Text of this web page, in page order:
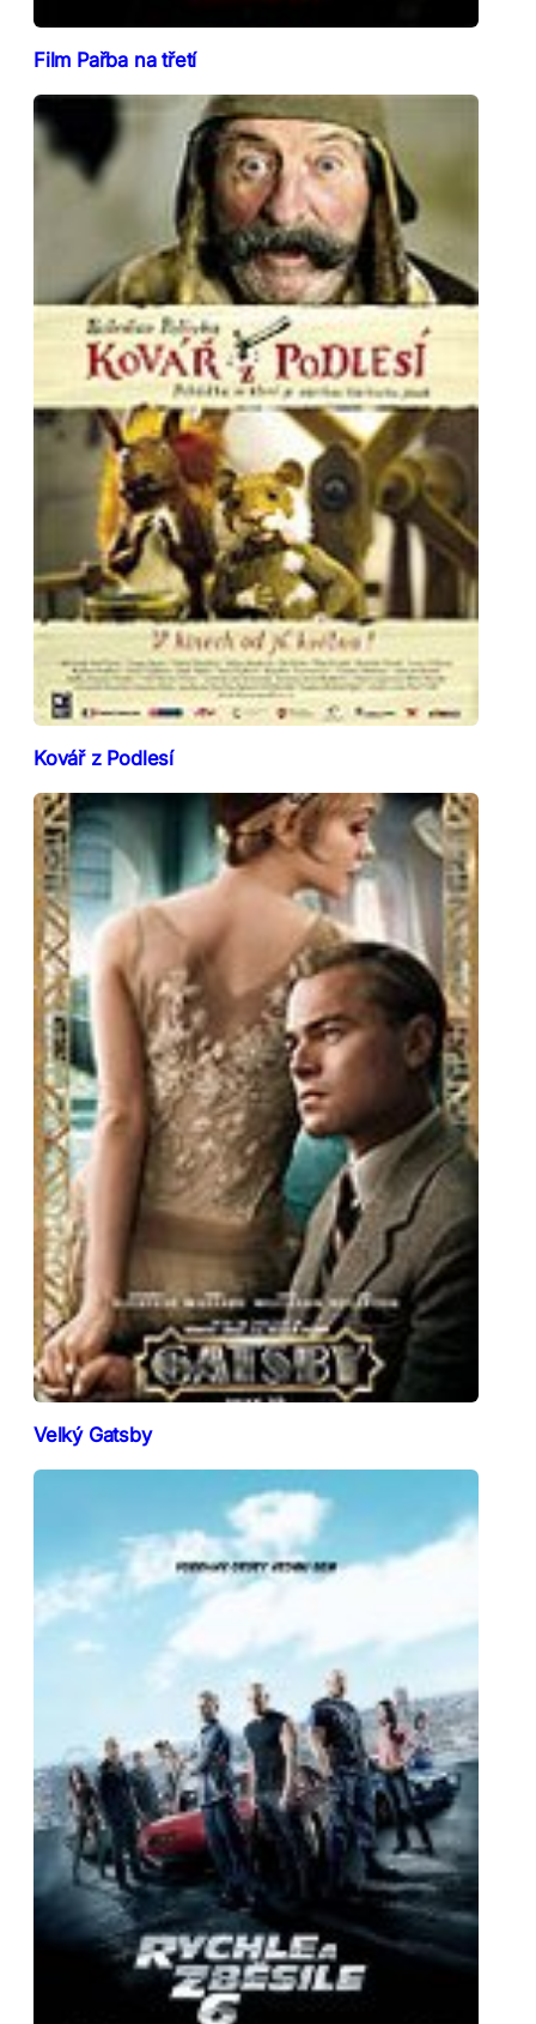
Film Pařba na třetí
Kovář z Podlesí
Velký Gatsby